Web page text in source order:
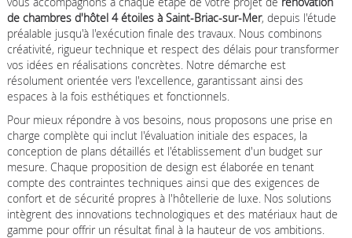
de chambres d'hôtel 4 étoiles à Saint-Briac-sur-Mer, depuis l'étude
préalable jusqu'à l'exécution finale des travaux. Nous combinons
créativité, rigueur technique et respect des délais pour transformer
vos idées en réalisations concrètes. Notre démarche est
résolument orientée vers l'excellence, garantissant ainsi des
espaces à la fois esthétiques et fonctionnels.
Pour mieux répondre à vos besoins, nous proposons une prise en
charge complète qui inclut l'évaluation initiale des espaces, la
conception de plans détaillés et l'établissement d'un budget sur
mesure. Chaque proposition de design est élaborée en tenant
compte des contraintes techniques ainsi que des exigences de
confort et de sécurité propres à l'hôtellerie de luxe. Nos solutions
intègrent des innovations technologiques et des matériaux haut de
gamme pour offrir un résultat final à la hauteur de vos ambitions.